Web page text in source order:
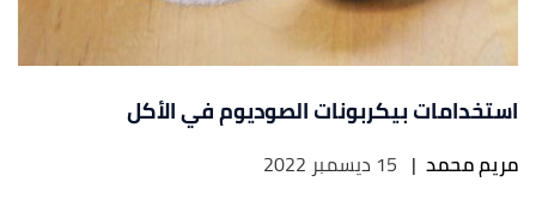
استخدامات بيكربونات الصوديوم في الأكل
مريم محمد | 15 ديسمبر 2022